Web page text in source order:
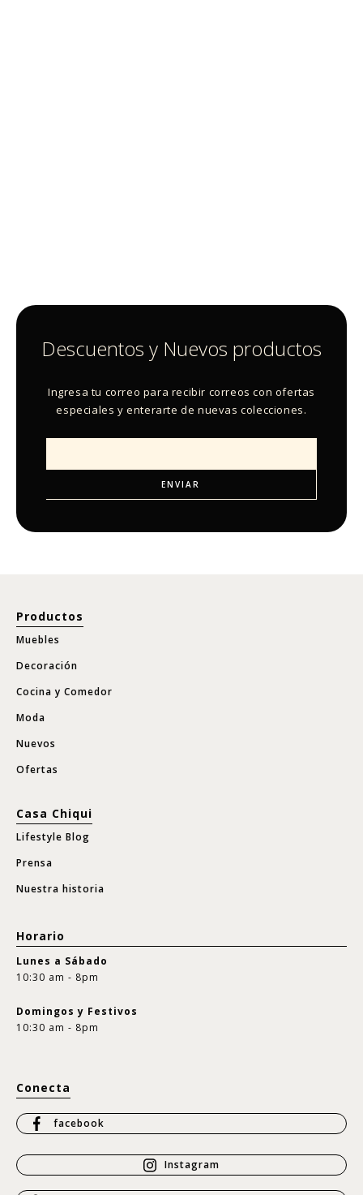
Descuentos y Nuevos productos
Ingresa tu correo para recibir correos con ofertas
especiales y enterarte de nuevas colecciones.
Productos
Muebles
Decoración
Cocina y Comedor
Moda
Nuevos
Ofertas
Casa Chiqui
Lifestyle Blog
Prensa
Nuestra historia
Horario
Lunes a Sábado
10:30 am - 8pm
Domingos y Festivos
10:30 am - 8pm
Conecta
facebook
Instagram